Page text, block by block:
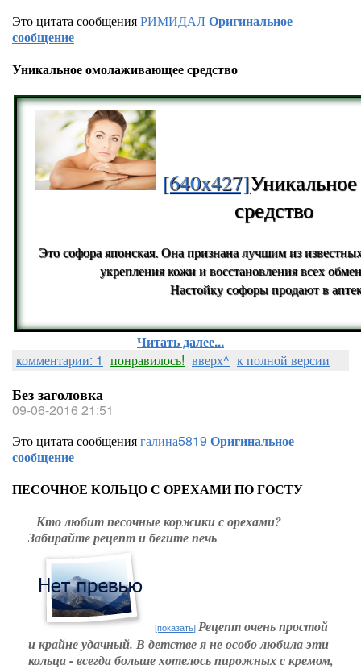
Это цитата сообщенияРИМИДАЛОригинальное
сообщение
Уникальное омолаживающее средство
[640x427]
средство
Это софора японская. Она признана лучшим из
укрепления кожи и восстановления всех
Настойку софоры продают в
Читать далее...
комментарии: 1 понравилось! вверх^ к полной версии
Без заголовка
09-06-2016 21:51
Это цитата сообщениягалина5819 Оригинальное
сообщение
ПЕСОЧНОЕ КОЛЬЦО С ОРЕХАМИ ПО ГОСТУ
Кто любит песочные коржики с орехами?
Забирайте рецепт и бегите печь
[показать] Рецепт очень простой
и крайне удачный. В детстве я не особо любила эти
кольца - всегда больше хотелось пирожных с кремом,